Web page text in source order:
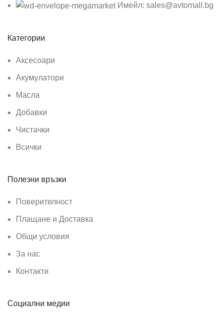
Имейл: sales@avtomall.bg
Категории
Аксесоари
Акумулатори
Масла
Добавки
Чистачки
Всички
Полезни връзки
Поверителност
Плащане и Доставка
Общи условия
За нас
Контакти
Социални медии